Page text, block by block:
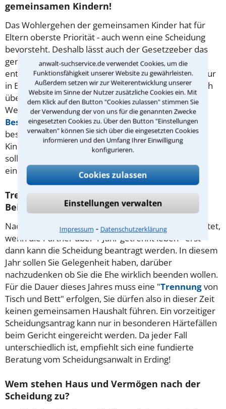
anwalt-suchservice.de verwendet Cookies, um die
Funktionsfähigkeit unserer Website zu gewährleisten.
Außerdem setzen wir zur Weiterentwicklung unserer
Website im Sinne der Nutzer zusätzliche Cookies ein. Mit
dem Klick auf den Button "Cookies zulassen" stimmen Sie
der Verwendung der von uns für die genannten Zwecke
eingesetzten Cookies zu. Über den Button "Einstellungen
verwalten" können Sie sich über die eingesetzten Cookies
informieren und den Umfang Ihrer Einwilligung
konfigurieren.
Cookies zulassen
Einstellungen verwalten
Impressum ⁃ Datenschutzerklärung
gemeinsamen Kindern!
Das Wohlergehen der gemeinsamen Kinder hat für
Eltern oberste Priorität - auch wenn eine Scheidung
bevorsteht. Deshalb lässt auch der Gesetzgeber das
gemeinsameSorgerechtnicht durch die Scheidung
entfallen. Es einem Elternteil zu entziehen kommt nur
in Betracht, wenn die Eltern nicht im Stande sind, sich
über die Angelegenheiten des Kindes zu einigen.
Weiterhin bestehen bleibt aber in aller Regel das
Besuchsrechtbzw.Umgangsrecht, das nur in
besonderen Härtefällen entzogen wird. Damit Ihre
Kinder möglichst wenig unter der Situation leiden,
sollten genaue Abmachungen in Abstimmung mit
einem Rechtsanwalt in Erding getroffen werden!
Trennungsjahr - darum ist juristischer
Beistand empfehlenswert
Nach § 1566 BGB wird das Scheitern der Ehe vermutet,
wenn die Partner über 1 Jahr getrennt leben - erst
dann kann die Scheidung beantragt werden. In diesem
Jahr sollen Sie Gelegenheit haben, darüber
nachzudenken ob Sie die Ehe wirklich beenden wollen.
Für die Dauer dieses Jahres muss eine "Trennungvon
Tisch und Bett" erfolgen, Sie dürfen also in dieser Zeit
keinen gemeinsamen Haushalt führen. Ein vorzeitiger
Scheidungsantrag kann nur in besonderen Härtefällen
beim Gericht eingereicht werden. Da jeder Fall
unterschiedlich ist, empfiehlt sich eine fundierte
Beratung vom Scheidungsanwalt in Erding!
Wem stehen Haus und Vermögen nach der
Scheidung zu?